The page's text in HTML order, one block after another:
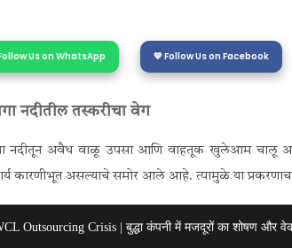
Us on WhatsApp 💙 Follow Us on Facebook
नदीतील तस्करीचा वेग
नदीतून अवैध वाळू उपसा आणि वाहतूक खुलेआम चालू आहे.
कारणीभूत असल्याचे समोर आले आहे. त्यामुळे या
Outsourcing Crisis | बुद्धा कंपनी में मजदूरों का शोषण और